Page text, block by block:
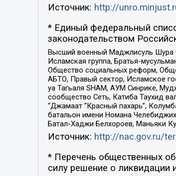
Источник: http://
* Единый федеральный
законодательством
Высший военный Маджлисуль Шура
Исламская группа, Братья-
Общество социальных реформ,
АБТО, Правый сектор, Исламское
уа Тагьаля SHAM, АУМ Синрике,
сообщество Сеть, Катиба Таухид
“Джамаат “Красный пахарь”,
батальон имени Номана
Батал-Хаджи Белхороев, Маньяки
Источник: http://nac.gov.ru/
* Перечень общественных
силу решение о ликвидации